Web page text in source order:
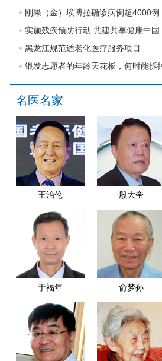
刚果（金）埃博拉确诊病例超4000例
实施残疾预防行动 共建共享健康中国
黑龙江规范适老化医疗服务项目
银发志愿者的年龄天花板，何时能拆
名医名家
王治伦 殷大奎
于福年 俞梦孙